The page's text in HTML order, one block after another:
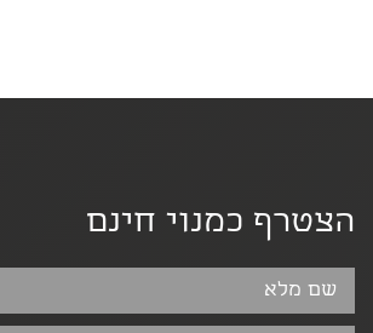
הצטרף כמנוי חינם